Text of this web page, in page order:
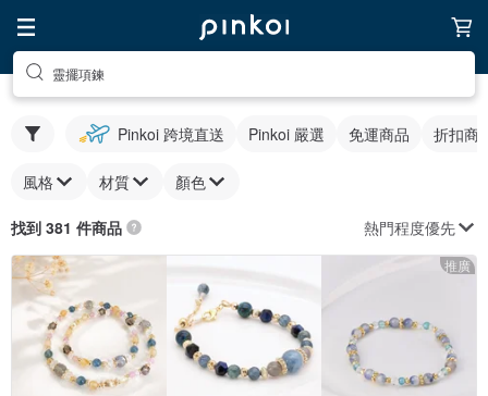
靈擺項鍊
Pinkoi 跨境直送 Pinkoi 嚴選 免運商品 折扣商
風格 材質 顏色
找到 381 件商品 熱門程度優先
推廣